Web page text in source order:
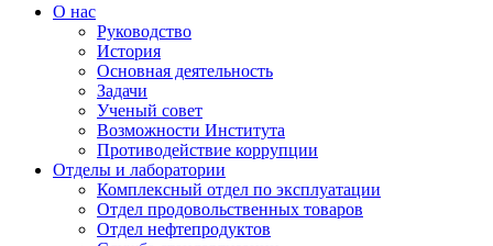
О нас
Руководство
История
Основная деятельность
Задачи
Ученый совет
Возможности Института
Противодействие коррупции
Отделы и лаборатории
Комплексный отдел по эксплуатации
Отдел продовольственных товаров
Отдел нефтепродуктов